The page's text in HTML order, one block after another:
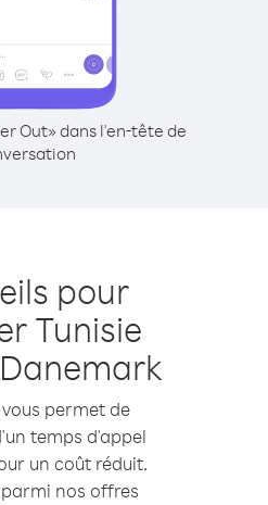
Out» dans l'en-tête de
pour
Tunisie
permet de
temps d'appel
un coût réduit.
parmi nos offres